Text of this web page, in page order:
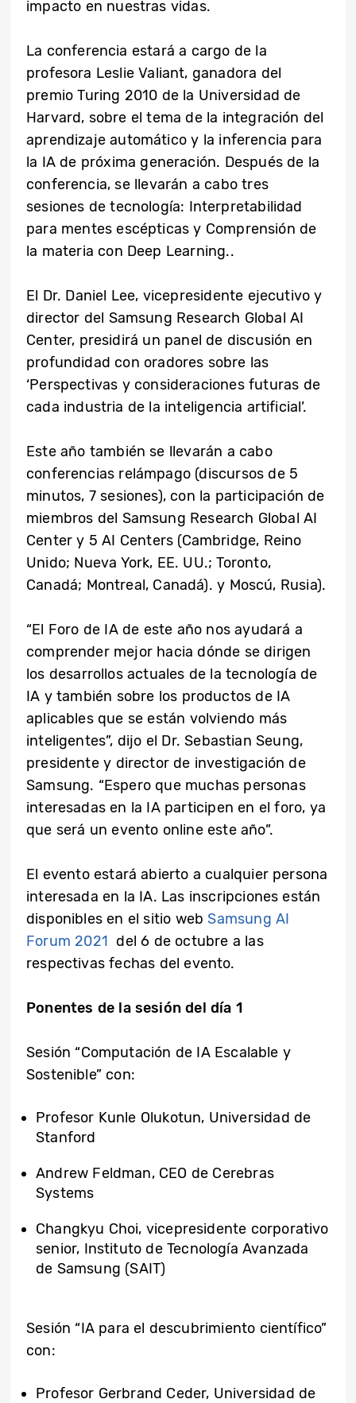
impacto en nuestras vidas.
La conferencia estará a cargo de la
profesora Leslie Valiant, ganadora del
premio Turing 2010 de la Universidad de
Harvard, sobre el tema de la integración del
aprendizaje automático y la inferencia para
la IA de próxima generación. Después de la
conferencia, se llevarán a cabo tres
sesiones de tecnología: Interpretabilidad
para mentes escépticas y Comprensión de
la materia con Deep Learning..
El Dr. Daniel Lee, vicepresidente ejecutivo y
director del Samsung Research Global AI
Center, presidirá un panel de discusión en
profundidad con oradores sobre las
‘Perspectivas y consideraciones futuras de
cada industria de la inteligencia artificial’.
Este año también se llevarán a cabo
conferencias relámpago (discursos de 5
minutos, 7 sesiones), con la participación de
miembros del Samsung Research Global AI
Center y 5 AI Centers (Cambridge, Reino
Unido; Nueva York, EE. UU.; Toronto,
Canadá; Montreal, Canadá). y Moscú, Rusia).
“El Foro de IA de este año nos ayudará a
comprender mejor hacia dónde se dirigen
los desarrollos actuales de la tecnología de
IA y también sobre los productos de IA
aplicables que se están volviendo más
inteligentes”, dijo el Dr. Sebastian Seung,
presidente y director de investigación de
Samsung. “Espero que muchas personas
interesadas en la IA participen en el foro, ya
que será un evento online este año”.
El evento estará abierto a cualquier persona
interesada en la IA. Las inscripciones están
disponibles en el sitio web Samsung AI
Forum 2021 del 6 de octubre a las
respectivas fechas del evento.
Ponentes de la sesión del día 1
Sesión “Computación de IA Escalable y
Sostenible” con:
Profesor Kunle Olukotun, Universidad de
Stanford
Andrew Feldman, CEO de Cerebras
Systems
Changkyu Choi, vicepresidente corporativo
senior, Instituto de Tecnología Avanzada
de Samsung (SAIT)
Sesión “IA para el descubrimiento científico”
con:
Profesor Gerbrand Ceder, Universidad de